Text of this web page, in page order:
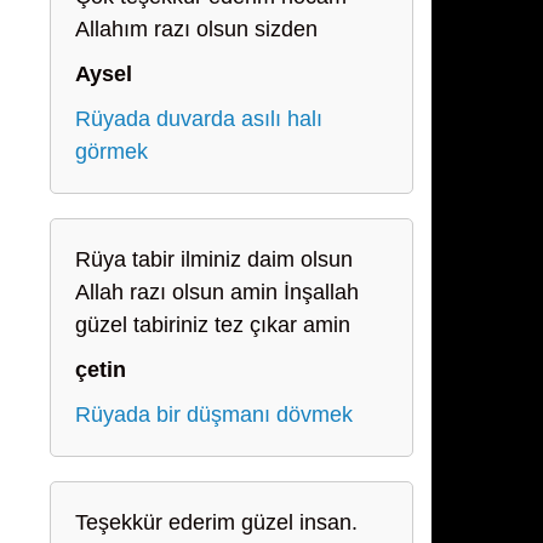
Allahım razı olsun sizden
Aysel
Rüyada duvarda asılı halı
görmek
Rüya tabir ilminiz daim olsun
Allah razı olsun amin İnşallah
güzel tabiriniz tez çıkar amin
çetin
Rüyada bir düşmanı dövmek
Teşekkür ederim güzel insan.